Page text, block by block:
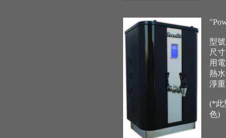
型
尺
用
熱
淨
(*此
色)